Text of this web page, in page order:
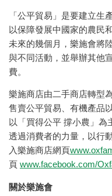
「公平貿易」是要建立生
以保障發展中國家的農民
未來的幾個月，樂施會將
與不同活動，並舉辦其他
費。
樂施商店由二手商店轉型
售賣公平貿易、有機產品
以「買得公平 撐小農」為
透過消費者的力量，以行
入樂施商店網頁
頁 www.facebook.com/
關於樂施會